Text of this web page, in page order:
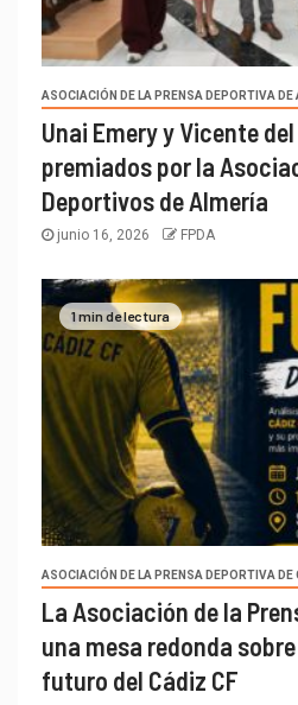
ASOCIACIÓN DE LA PRENSA DEPORTIVA DE
Unai Emery y Vicente
premiados por la
Deportivos de Almería
junio 16, 2026 FPDA
1 min de lectura
ASOCIACIÓN DE LA PRENSA DEPORTIVA DE
La Asociación de la
una mesa redonda
futuro del Cádiz CF